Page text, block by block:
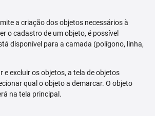
a criação dos objetos necessários à
o cadastro de um objeto, é possível
disponível para a camada (polígono, linha,
e excluir os objetos, a tela de objetos
qual o objeto a demarcar. O objeto
na tela principal.